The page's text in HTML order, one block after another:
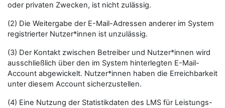
oder privaten Zwecken, ist nicht zulässig.
(2) Die Weitergabe der E-Mail-Adressen anderer im System
registrierter Nutzer*innen ist unzulässig.
(3) Der Kontakt zwischen Betreiber und Nutzer*innen wird
ausschließlich über den im System hinterlegten E-Mail-
Account abgewickelt. Nutzer*innen haben die Erreichbarkeit
unter diesem Account sicherzustellen.
(4) Eine Nutzung der Statistikdaten des LMS für Leistungs-